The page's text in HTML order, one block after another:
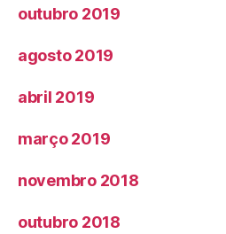
outubro 2019
agosto 2019
abril 2019
março 2019
novembro 2018
outubro 2018